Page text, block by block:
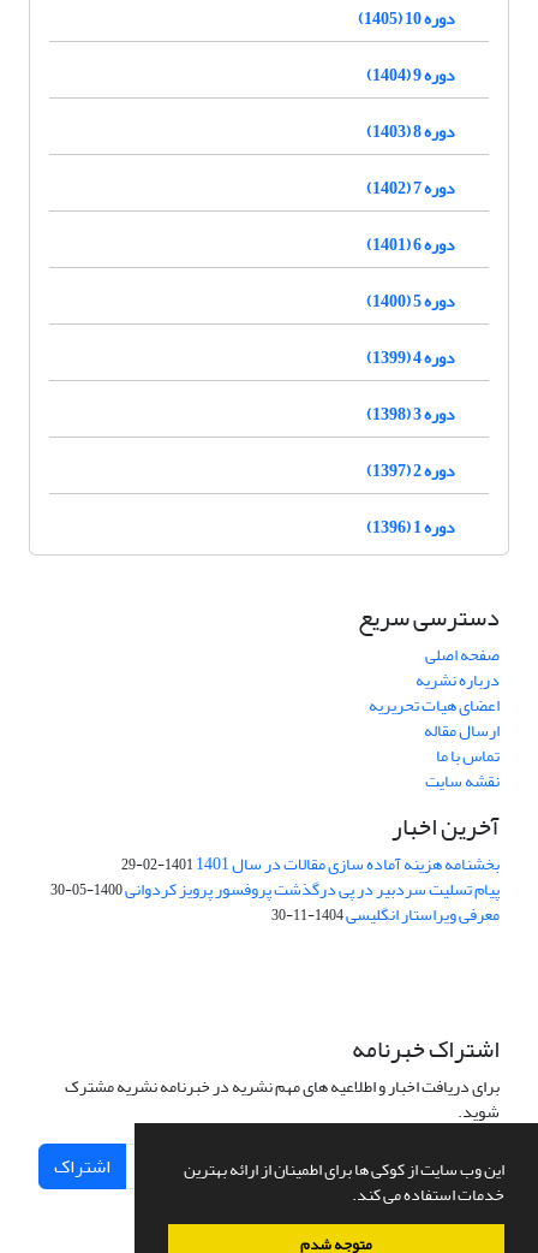
این وب سایت از کوکی ها برای اطمینان از ارائه بهترین
خدمات استفاده می کند.
متوجه شدم
دوره 10 (1405)
دوره 9 (1404)
دوره 8 (1403)
دوره 7 (1402)
دوره 6 (1401)
دوره 5 (1400)
دوره 4 (1399)
دوره 3 (1398)
دوره 2 (1397)
دوره 1 (1396)
دسترسی سریع
صفحه اصلی
درباره نشریه
اعضای هیات تحریریه
ارسال مقاله
تماس با ما
نقشه سایت
آخرین اخبار
بخشنامه هزینه آماده سازی مقالات در سال 1401 1401-02-29
پیام تسلیت سردبیر در پی درگذشت پروفسور پرویز کردوانی1400-05-30
معرفی ویراستار انگلیسی1404-11-30
اشتراک خبرنامه
برای دریافت اخبار و اطلاعیه های مهم نشریه در خبرنامه نشریه مشترک
شوید.
اشتراک